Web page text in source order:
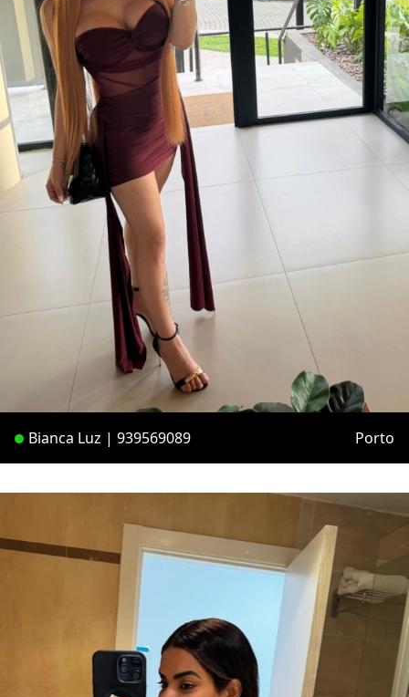
Bianca Luz | 939569089 Porto